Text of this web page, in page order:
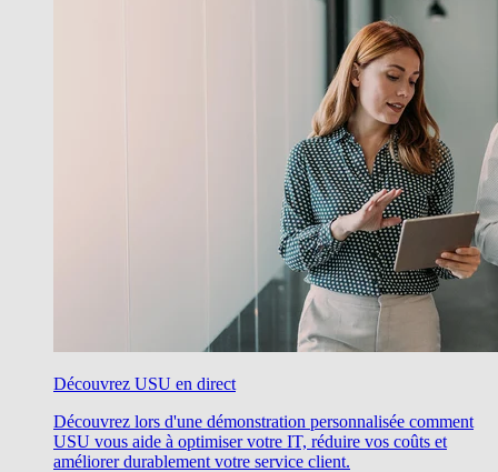
Découvrez USU en direct
Découvrez lors d'une démonstration personnalisée comment
USU vous aide à optimiser votre IT, réduire vos coûts et
améliorer durablement votre service client.